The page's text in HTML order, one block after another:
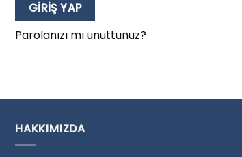
GIRIŞ YAP
Parolanızı mı unuttunuz?
HAKKIMIZDA